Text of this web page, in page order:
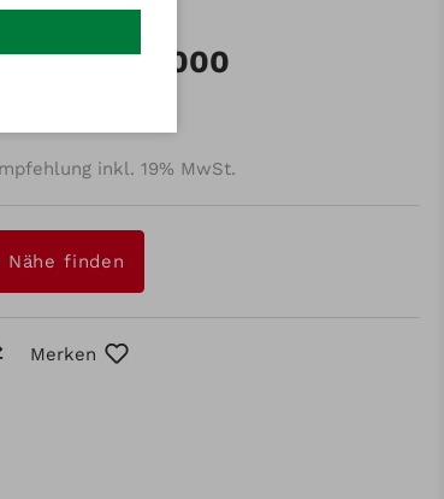
- KM1000
inkl. 19% MwSt.
finden
Merken